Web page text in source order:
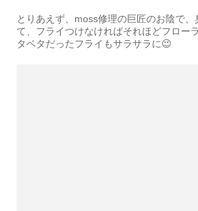
とりあえず、moss修理の巨匠のお陰で
て、フライつけなければそれほどフロー
タベタだったフライもサラサラに😉